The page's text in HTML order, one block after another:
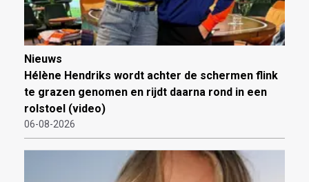
Nieuws
Hélène Hendriks wordt achter de schermen flink
te grazen genomen en rijdt daarna rond in een
rolstoel (video)
06-08-2026